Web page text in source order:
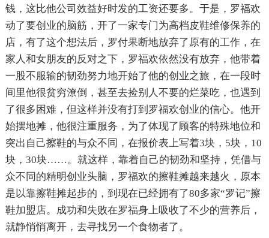
钱，这比他公司效益好时发的工资还要多。于是，罗福欢
动了要创业的脑筋，开了一家专门为高档皮鞋维修保养的
店，有了这个想法后，罗付果断地放弃了原有的工作，在
家人和女朋友的反对之下，罗福欢依然没有放弃，他带着
一股不服输的韧劲努力地开始了他的创业之旅，在一段时
间里他很贫穷潦倒，甚至去捡别人不要的烂菜吃，也遇到
了很多困难，但这样并没有打到罗福欢创业的信心。他开
始摆地摊，他很注重服务，为了体现了顾客的特殊地位和
突出自己擦鞋的与众不同，在报价表上写着3块，5块，10
块，30块……。就这样，靠着自己的韧劲和坚持，凭借与
众不同的精明创业头脑，罗福欢的擦鞋摊越来越火，原本
是以靠擦鞋摊起步的，到现在已经拥有了80多家“罗记”擦
鞋加盟店。成功和失败在罗福身上吸收了不少的营养后，
就静悄悄离开，去寻找另一个食物者了。